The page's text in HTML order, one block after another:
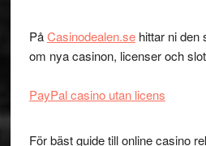
PåCasinodealen.sehittar ni den
om nya casinon, licenser och
PayPal casino utan licens
För bäst guide till online casino